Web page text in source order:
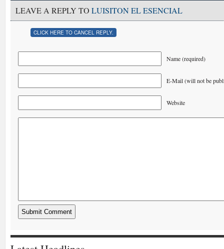
LEAVE A REPLY TO LUISITON EL ESENCIAL
CLICK HERE TO CANCEL REPLY.
Name (required)
E-Mail (will not be
Website